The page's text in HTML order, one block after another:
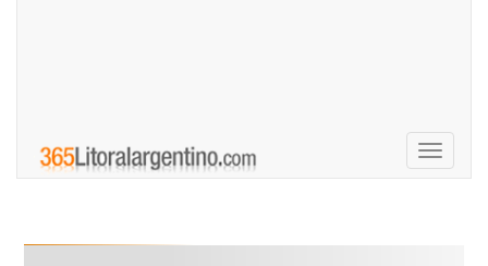
Toggle